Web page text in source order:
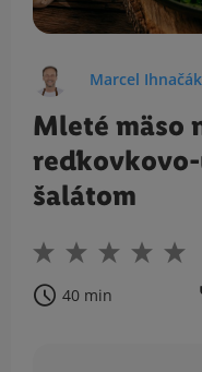
Marcel Ihnačák
Mleté mäso
šalátom
40 min